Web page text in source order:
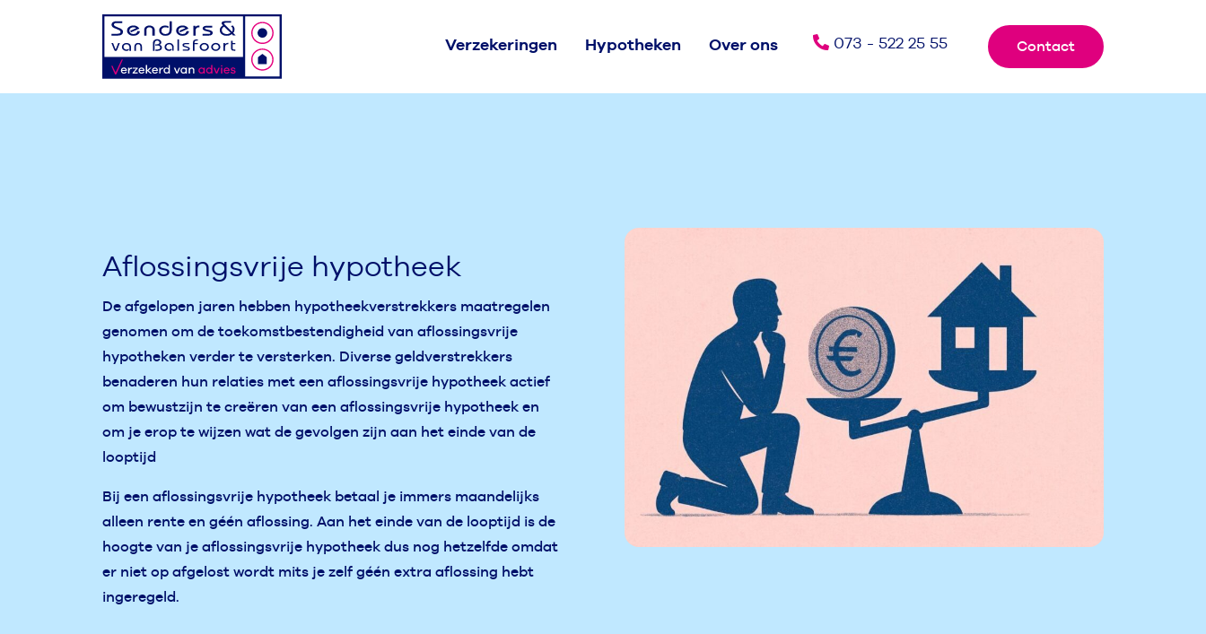
Verzekeringen Hypotheken Over ons 073 - 522 25 55 Contact
Aflossingsvrije hypotheek
De afgelopen jaren hebben hypotheekverstrekkers maatregelen
genomen om de toekomstbestendigheid van aflossingsvrije
hypotheken verder te versterken. Diverse geldverstrekkers
benaderen hun relaties met een aflossingsvrije hypotheek actief
om bewustzijn te creëren van een aflossingsvrije hypotheek en
om je erop te wijzen wat de gevolgen zijn aan het einde van de
looptijd
Bij een aflossingsvrije hypotheek betaal je immers maandelijks
alleen rente en géén aflossing. Aan het einde van de looptijd is de
hoogte van je aflossingsvrije hypotheek dus nog hetzelfde omdat
er niet op afgelost wordt mits je zelf géén extra aflossing hebt
ingeregeld.